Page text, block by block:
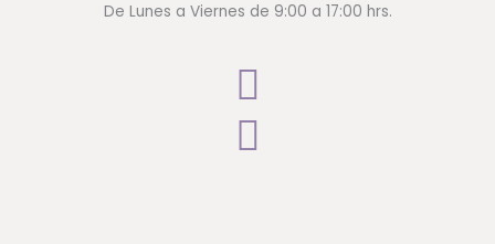
De Lunes a Viernes de 9:00 a 17:00 hrs.